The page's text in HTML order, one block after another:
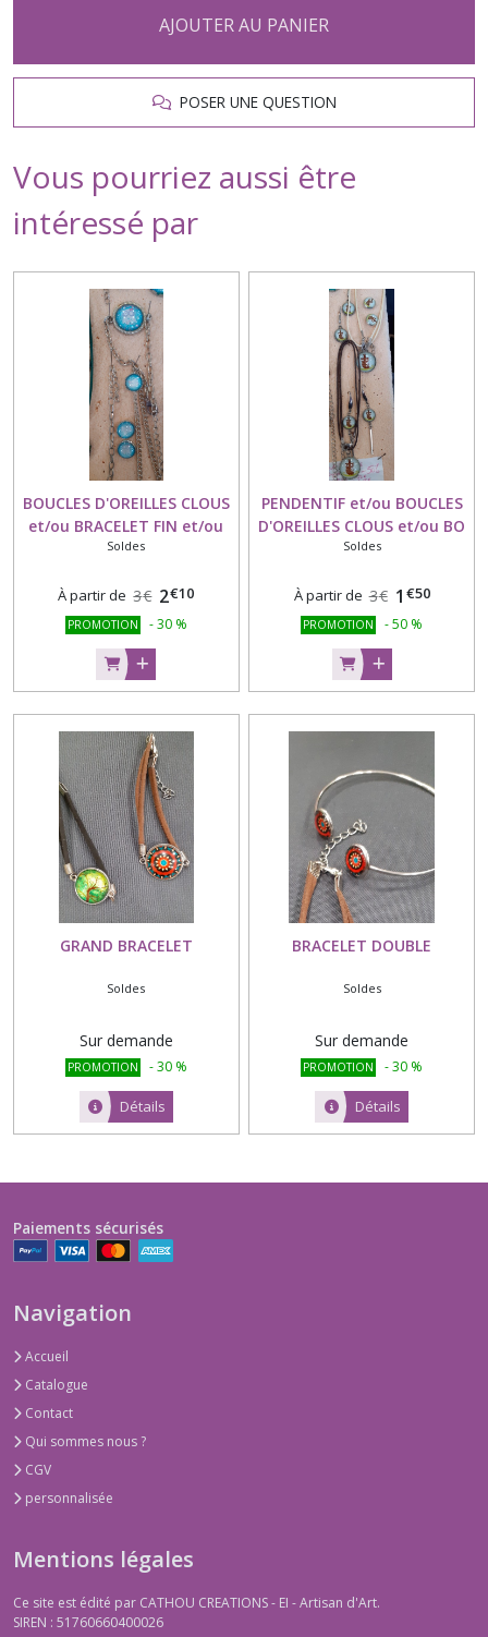
AJOUTER AU PANIER
POSER UNE QUESTION
Vous pourriez aussi être
intéressé par
BOUCLES D'OREILLES CLOUS
et/ou BRACELET FIN et/ou
GRAND BRACELET HIBOU
Soldes
À partir de 3€ 2€10
PROMOTION -30 %
PENDENTIF et/ou BOUCLES
D'OREILLES CLOUS et/ou BO
COURTES et/ou BO
Soldes
À partir de 3€ 1 €50
PROMOTION -50 %
GRAND BRACELET
Soldes
Sur demande
PROMOTION -30 %
Détails
BRACELET DOUBLE
Soldes
Sur demande
PROMOTION -30 %
Détails
Paiements sécurisés
Navigation
Accueil
Catalogue
Contact
Qui sommes nous ?
CGV
personnalisée
Mentions légales
Ce site est édité par CATHOU CREATIONS - EI - Artisan d'Art.
SIREN : 51760660400026